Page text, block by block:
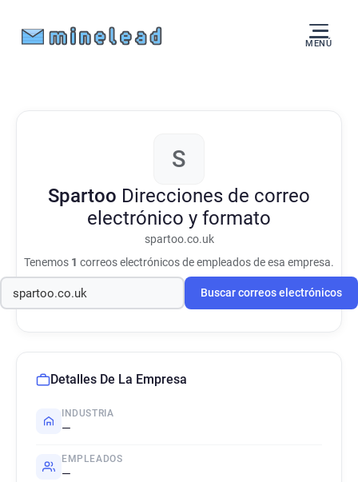
MENÚ
S
Spartoo Direcciones de correo
electrónico y formato
spartoo.co.uk
Tenemos 1 correos electrónicos de empleados de esa empresa.
Buscar correos electrónicos
Detalles De La Empresa
INDUSTRIA
—
EMPLEADOS
—